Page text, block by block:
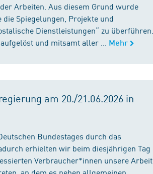
Arbeiten. Aus diesem Grund wurde
Spiegelungen, Projekte und
Dienstleistungen“ zu überführen.
und mitsamt aller ...
Mehr
am 20./21.06.2026 in
Bundestages durch das
erhielten wir beim diesjährigen Tag
Verbraucher*innen unsere Arbeit